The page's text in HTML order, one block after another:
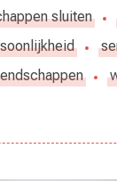
sluiten